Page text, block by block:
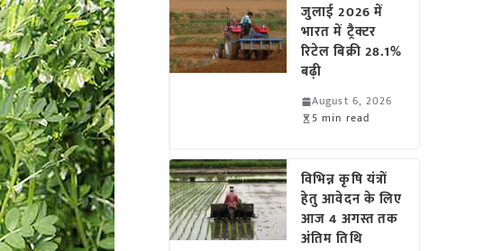
जुलाई 2026 में
भारत में ट्रैक्टर
रिटेल बिक्री 28.1%
बढ़ी
August 6, 2026
5 min read
विभिन्न कृषि यंत्रों
हेतु आवेदन के लिए
आज 4 अगस्त तक
अंतिम तिथि